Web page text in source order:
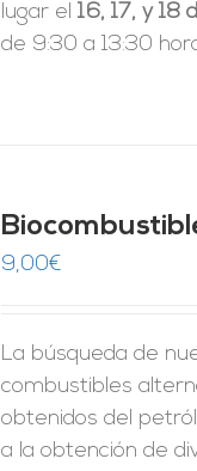
lugar el16, 17, y 18
de 9:30 a 13:30
9,00€
La búsqueda de
combustibles
obtenidos del
a la obtención de